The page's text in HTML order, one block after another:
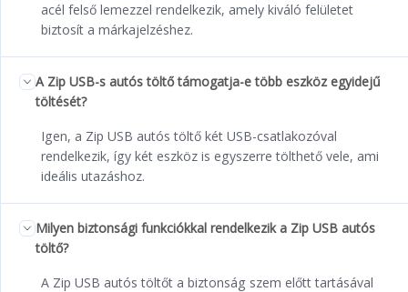
acél felső lemezzel rendelkezik, amely kiváló felületet
biztosít a márkajelzéshez.
A Zip USB-s autós töltő támogatja-e több eszköz egyidejű
töltését?
Igen, a Zip USB autós töltő két USB-csatlakozóval
rendelkezik, így két eszköz is egyszerre tölthető vele, ami
ideális utazáshoz.
Milyen biztonsági funkciókkal rendelkezik a Zip USB autós
töltő?
A Zip USB autós töltőt a biztonság szem előtt tartásával